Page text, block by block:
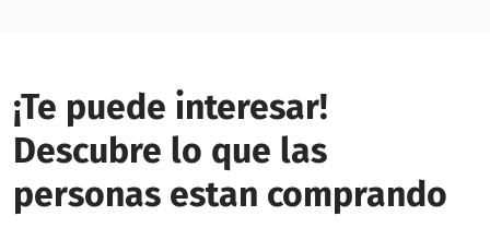
¡Te puede interesar!
Descubre lo que las
personas estan comprando